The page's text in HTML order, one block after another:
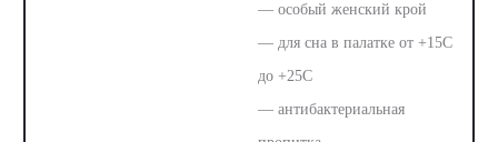
— особый женский крой
— для сна в палатке от +15С
до +25C
— антибактериальная